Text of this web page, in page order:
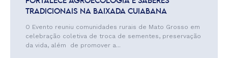
TRADICIONAIS NA BAIXADA CUIABANA
O Evento reuniu comunidades rurais de Mato Grosso em
celebração coletiva de troca de sementes, preservação
da vida, além de promover a...